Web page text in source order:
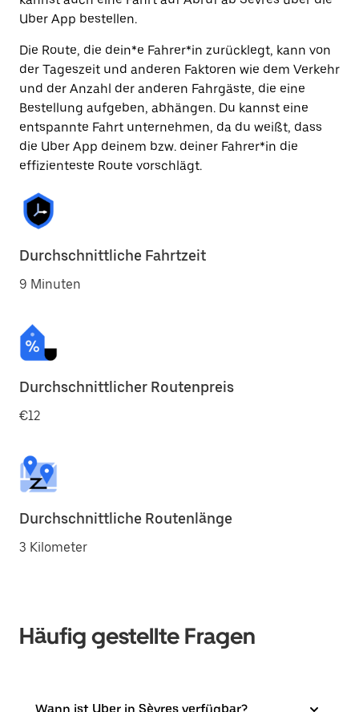
Uber App bestellen.
Die Route, die dein*e Fahrer*in zurücklegt, kann von
der Tageszeit und anderen Faktoren wie dem Verkehr
und der Anzahl der anderen Fahrgäste, die eine
Bestellung aufgeben, abhängen. Du kannst eine
entspannte Fahrt unternehmen, da du weißt, dass
die Uber App deinem bzw. deiner Fahrer*in die
effizienteste Route vorschlägt.
Durchschnittliche Fahrtzeit
9 Minuten
Durchschnittlicher Routenpreis
€12
Durchschnittliche Routenlänge
3 Kilometer
Häufig gestellte Fragen